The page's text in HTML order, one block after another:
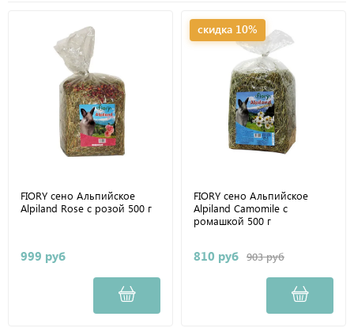
FIORY сено Альпийское
Alpiland Rose с розой 500 г
999 руб
скидка 10%
FIORY сено Альпийское
Alpiland Camomile с
ромашкой 500 г
810 руб 903 руб